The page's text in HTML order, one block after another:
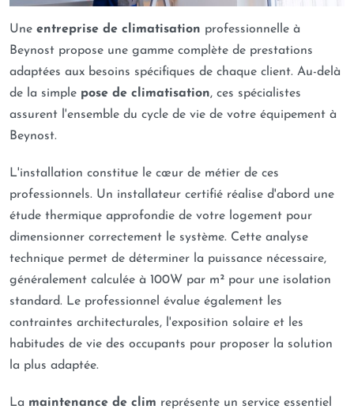
Une entreprise de climatisation professionnelle à
Beynost propose une gamme complète de prestations
adaptées aux besoins spécifiques de chaque client. Au-delà
de la simple pose de climatisation, ces spécialistes
assurent l'ensemble du cycle de vie de votre équipement à
Beynost.
L'installation constitue le cœur de métier de ces
professionnels. Un installateur certifié réalise d'abord une
étude thermique approfondie de votre logement pour
dimensionner correctement le système. Cette analyse
technique permet de déterminer la puissance nécessaire,
généralement calculée à 100W par m² pour une isolation
standard. Le professionnel évalue également les
contraintes architecturales, l'exposition solaire et les
habitudes de vie des occupants pour proposer la solution
la plus adaptée.
La maintenance de clim représente un service essentiel